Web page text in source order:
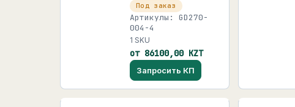
Под заказ
Артикулы: GD270-
004-4
1 SKU
от 86100,00 KZT
Запросить КП